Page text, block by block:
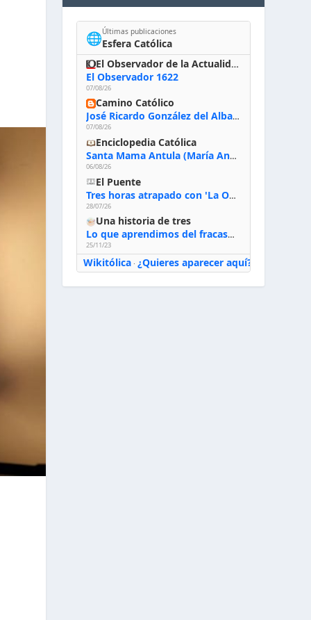
🌐Últimas publicaciones
Esfera Católica
El Observador de la Actualidad
El Observador 1622
07/08/26
Camino Católico
José Ricardo González del Alba, artista sacro: «Yo oro, hablo con Dios, le pido al Espíritu Santo su inspiración y siempre pinto rezando el rosario para que sea Él quien actúe a través de mis manos»
07/08/26
Enciclopedia Católica
Santa Mama Antula (María Antonia de Paz y Figueroa)
06/08/26
El Puente
Tres horas atrapado con 'La Odisea' de Nolan
28/07/26
Una historia de tres
Lo que aprendimos del fracaso al emprender
25/11/23
Wikitólica· ¿Quieres aparecer aquí?